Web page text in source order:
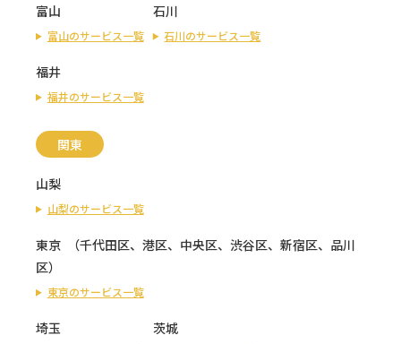
富山
富山のサービス一覧
石川
石川のサービス一覧
福井
福井のサービス一覧
関東
山梨
山梨のサービス一覧
東京 （千代田区、 港区、 中央区、 渋谷区、 新宿区、 品川
区）
東京のサービス一覧
埼玉 茨城